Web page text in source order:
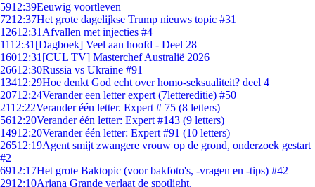
5912:39Eeuwig voortleven
7212:37Het grote dagelijkse Trump nieuws topic #31
12612:31 Afvallen met injecties #4
1112:31 [Dagboek] Veel aan hoofd - Deel 28
16012:31 [CUL TV] Masterchef Australië 2026
26612:30Russia vs Ukraine #91
13412:29Hoe denkt God echt over homo-seksualiteit? deel 4
20712:24Verander een letter expert (7lettereditie) #50
2112:22Verander één letter. Expert # 75 (8 letters)
5612:20Verander één letter: Expert #143 (9 letters)
14912:20Verander één letter: Expert #91 (10 letters)
26512:19Agent smijt zwangere vrouw op de grond, onderzoek gestart
#2
6912:17Het grote Baktopic (voor bakfoto's, -vragen en -tips) #42
2912:10Ariana Grande verlaat de spotlight.